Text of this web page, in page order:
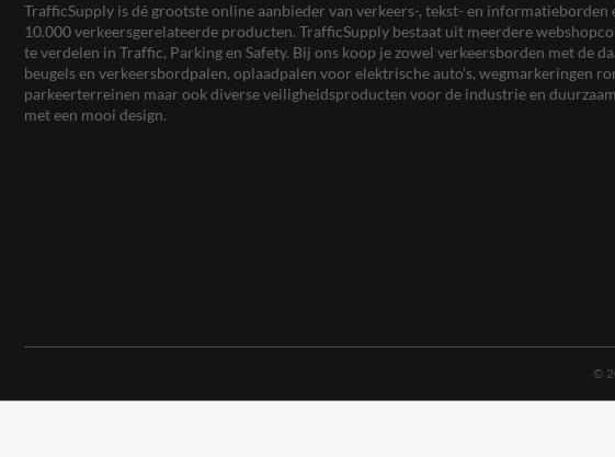
TrafficSupply is dé grootste online aanbieder van verkeers-, tekst- en informatieborden
10.000 verkeersgerelateerde producten. TrafficSupply bestaat uit meerdere
te verdelen in Traffic, Parking en Safety. Bij ons koop je zowel verkeersborden met de
beugels en verkeersbordpalen, oplaadpalen voor elektrische auto’s, wegmarkeringen
parkeerterreinen maar ook diverse veiligheidsproducten voor de industrie en
met een mooi design.
©